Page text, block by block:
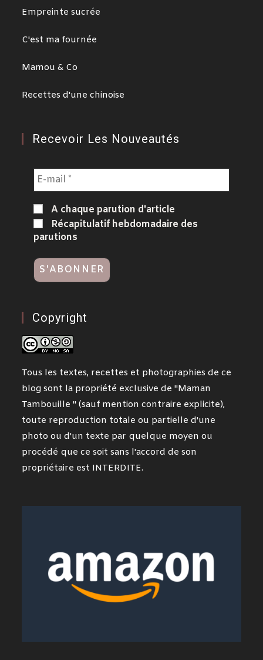
Empreinte sucrée
C'est ma fournée
Mamou & Co
Recettes d'une chinoise
Recevoir Les Nouveautés
A chaque parution d'article
Récapitulatif hebdomadaire des
parutions
Copyright
Tous les textes, recettes et photographies de ce
blog sont la propriété exclusive de "Maman
Tambouille " (sauf mention contraire explicite),
toute reproduction totale ou partielle d'une
photo ou d'un texte par quelque moyen ou
procédé que ce soit sans l'accord de son
propriétaire est INTERDITE.